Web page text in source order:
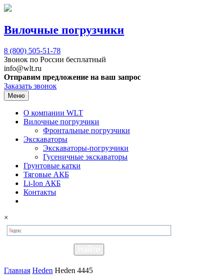
Вилочные погрузчики
8 (800) 505-51-78
Звонок по России бесплатный
info@wlt.ru
Отправим предложение на ваш запрос
Заказать звонок
Меню
О компании WLT
Вилочные погрузчики
Фронтальные погрузчики
Экскаваторы
Экскаваторы-погрузчики
Гусеничные экскаваторы
Грунтовые катки
Тяговые АКБ
Li-Ion АКБ
Контакты
×
Главная Heden Heden 4445